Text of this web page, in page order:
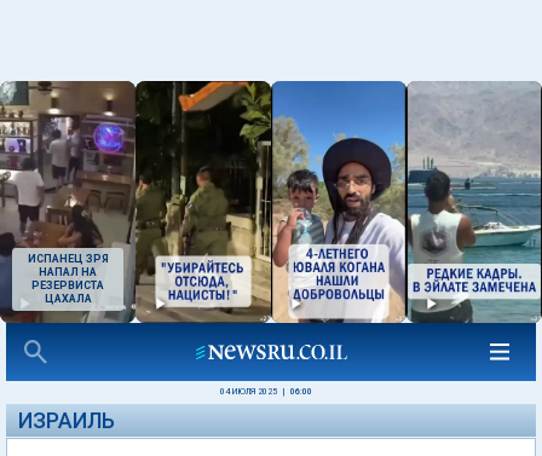
ИСПАНЕЦ ЗРЯ
НАПАЛ НА
РЕЗЕРВИСТА
ЦАХАЛА
04 ИЮЛЯ 2025 06:00
ИЗРАИЛЬ